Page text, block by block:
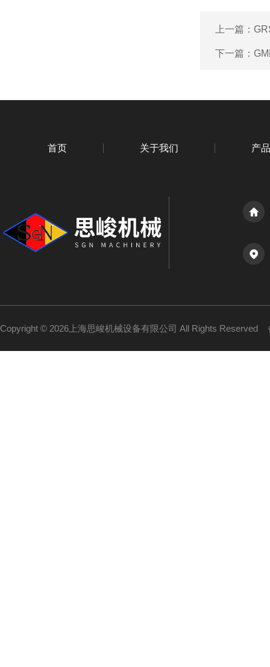
上一篇：
下一篇：
首页 关于我们 产
Copyright © 2026上海思峻机械设备有限公司 All Rights Reserved